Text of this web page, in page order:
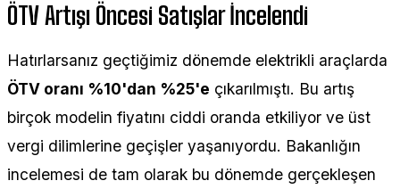
ÖTV Artışı Öncesi Satışlar İncelendi
Hatırlarsanız geçtiğimiz dönemde elektrikli araçlarda
ÖTV oranı %10'dan %25'e çıkarılmıştı. Bu artış
birçok modelin fiyatını ciddi oranda etkiliyor ve üst
vergi dilimlerine geçişler yaşanıyordu. Bakanlığın
incelemesi de tam olarak bu dönemde gerçekleşen